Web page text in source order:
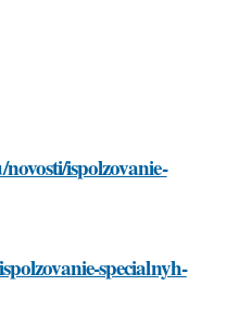
ispolzovanie-
specialnyh-